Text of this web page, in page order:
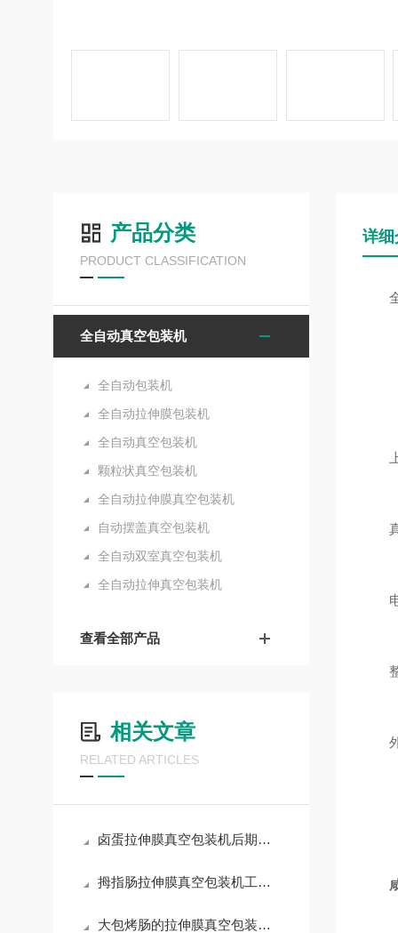
产品分类
PRODUCT CLASSIFICATION
全自动真空包装机
全自动包装机
全自动拉伸膜包装机
全自动真空包装机
颗粒状真空包装机
全自动拉伸膜真空包装机
自动摆盖真空包装机
全自动双室真空包装机
全自动拉伸真空包装机
查看全部产品
相关文章
RELATED ARTICLES
卤蛋拉伸膜真空包装机后期怎么维护保养可以延长使用寿命
拇指肠拉伸膜真空包装机工作原理分享
大包烤肠的拉伸膜真空包装机怎么选择型号
详细
全
上
真
电
整
外